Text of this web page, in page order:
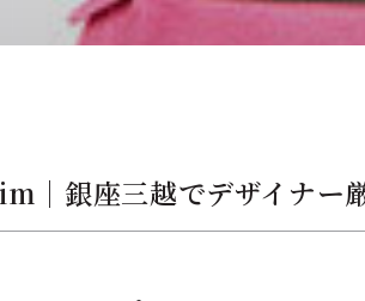
｜銀座三越でデザイナー